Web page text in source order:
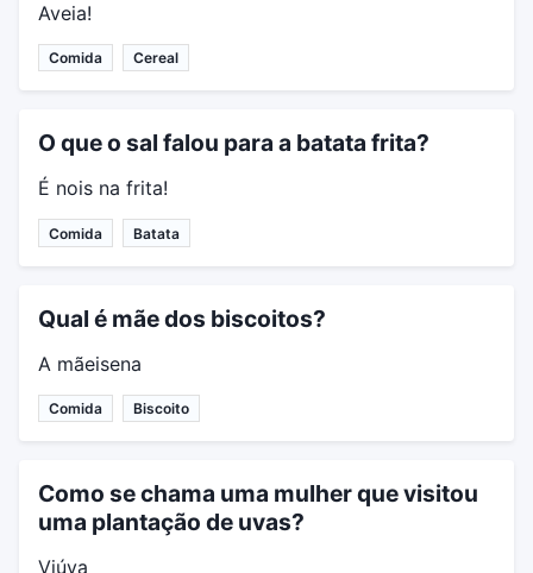
Aveia!
Comida Cereal
O que o sal falou para a batata frita?
É nois na frita!
Comida Batata
Qual é mãe dos biscoitos?
A mãeisena
Comida Biscoito
Como se chama uma mulher que visitou
uma plantação de uvas?
Viúva